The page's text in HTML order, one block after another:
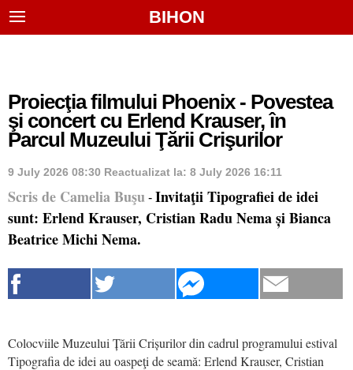
BIHON
Proiecţia filmului Phoenix - Povestea
şi concert cu Erlend Krauser, în
Parcul Muzeului Ţării Crişurilor
9 July 2026 08:30 Reactualizat la: 8 July 2026 16:11
Scris de Camelia Buşu - Invitaţii Tipografiei de idei
sunt: Erlend Krauser, Cristian Radu Nema și Bianca
Beatrice Michi Nema.
Colocviile Muzeului Țării Crișurilor din cadrul programului estival
Tipografia de idei au oaspeţi de seamă: Erlend Krauser, Cristian